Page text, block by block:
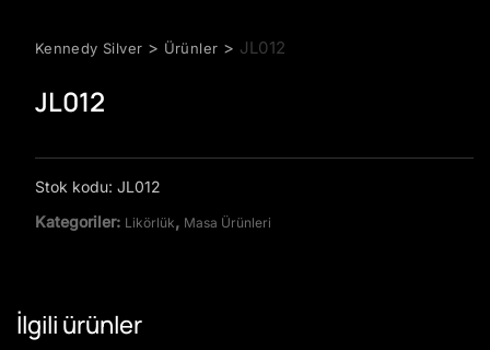
Kennedy Silver > Ürünler > JL012
JL012
Stok kodu: JL012
Kategoriler: Likörlük, Masa Ürünleri
İlgili ürünler